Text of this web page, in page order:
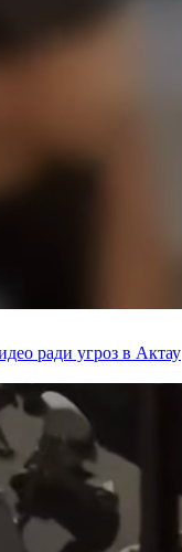
ради угроз в Актау